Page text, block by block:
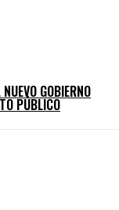
GOBIERNO
PÚBLICO